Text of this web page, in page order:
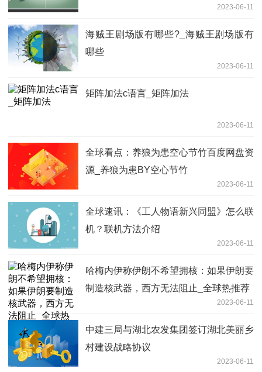
2023-06-11
海贼王剧场版有哪些?_海贼王剧场版有
哪些
2023-06-11
矩阵加法c语言_矩阵加法
2023-06-11
全球看点：养狼为患空心节竹百度网盘资
源_养狼为患BY空心节竹
2023-06-11
全球速讯：《工人物语新兴同盟》怎么联
机？联机方法介绍
2023-06-11
哈梅内伊称伊朗不希望拥核：如果伊朗要
制造核武器，西方无法阻止_全球热推荐
2023-06-11
中建三局与湖北农发集团签订湖北美丽乡
村建设战略协议
2023-06-11